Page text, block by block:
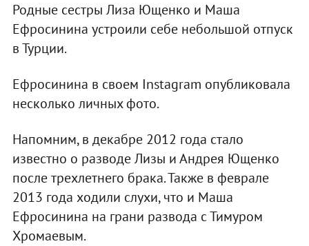
Родные сестры Лиза Ющенко и Маша
Ефросинина устроили себе небольшой отпуск
в Турции.
Ефросинина в своем Instagram опубликовала
несколько личных фото.
Напомним, в декабре 2012 года стало
известно о разводе Лизы и Андрея Ющенко
после трехлетнего брака. Также в феврале
2013 года ходили слухи, что и Маша
Ефросинина на грани развода с Тимуром
Хромаевым.